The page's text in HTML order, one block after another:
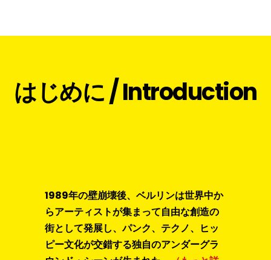
はじめに / Introduction
1989年の壁崩壊後、ベルリンは世界中か
らアーティストが集まって自由な創造の
街として発展し、パンク、テクノ、ヒッ
ピー文化が交錯する独自のアンダーグラ